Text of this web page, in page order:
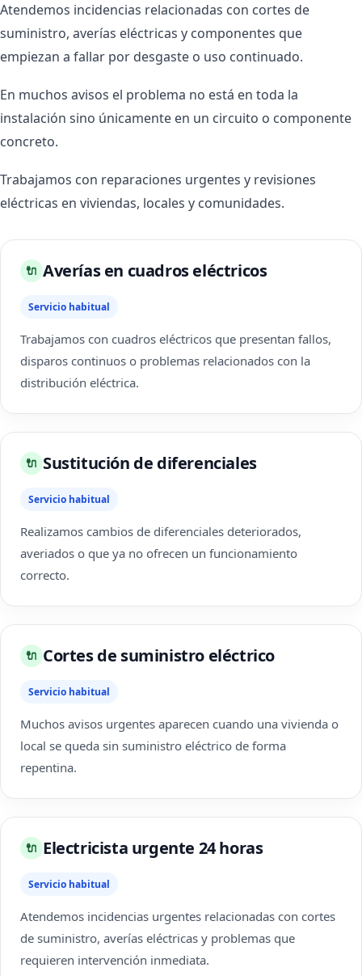
Atendemos incidencias relacionadas con cortes de
suministro, averías eléctricas y componentes que
empiezan a fallar por desgaste o uso continuado.
En muchos avisos el problema no está en toda la
instalación sino únicamente en un circuito o componente
concreto.
Trabajamos con reparaciones urgentes y revisiones
eléctricas en viviendas, locales y comunidades.
🔌 Averías en cuadros eléctricos
Servicio habitual
Trabajamos con cuadros eléctricos que presentan fallos,
disparos continuos o problemas relacionados con la
distribución eléctrica.
🔌 Sustitución de diferenciales
Servicio habitual
Realizamos cambios de diferenciales deteriorados,
averiados o que ya no ofrecen un funcionamiento
correcto.
🔌 Cortes de suministro eléctrico
Servicio habitual
Muchos avisos urgentes aparecen cuando una vivienda o
local se queda sin suministro eléctrico de forma
repentina.
🔌 Electricista urgente 24 horas
Servicio habitual
Atendemos incidencias urgentes relacionadas con cortes
de suministro, averías eléctricas y problemas que
requieren intervención inmediata.